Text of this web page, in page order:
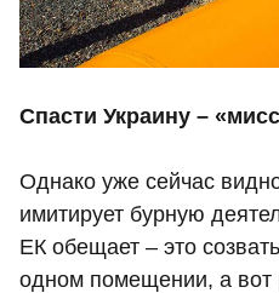
Спасти Украину –
Однако уже сейчас
имитирует бурную
ЕК обещает – это
одном помещении, а вот